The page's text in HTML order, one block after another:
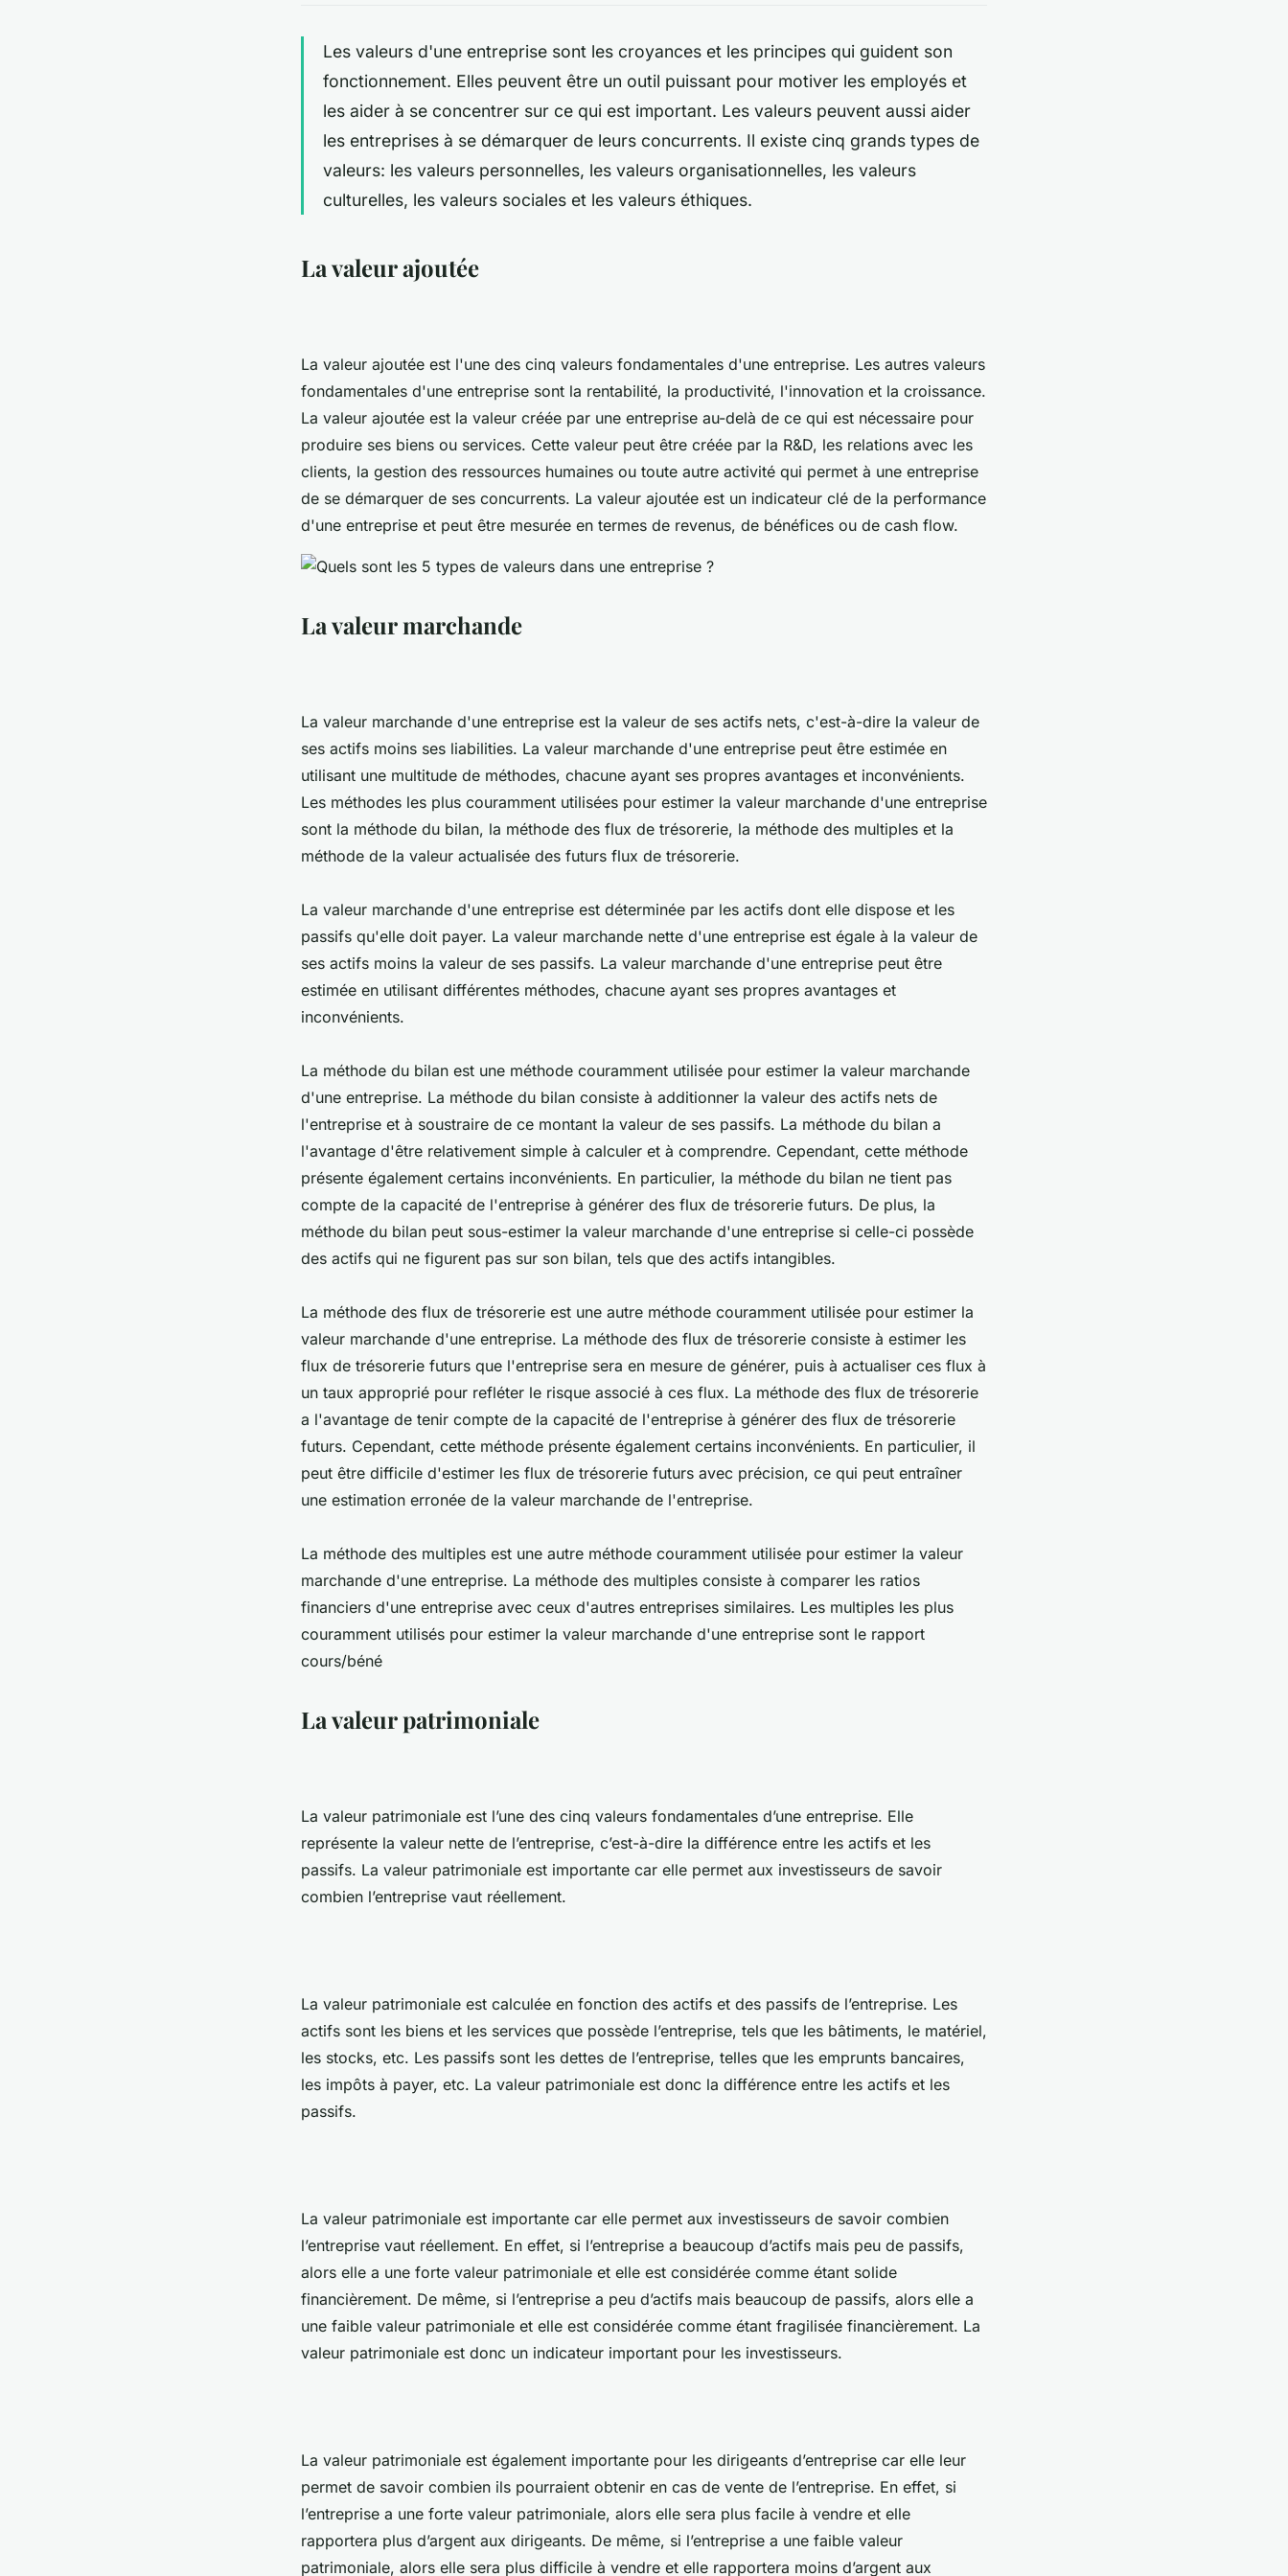
Les valeurs d'une entreprise sont les croyances et les principes qui guident son
fonctionnement. Elles peuvent être un outil puissant pour motiver les employés et
les aider à se concentrer sur ce qui est important. Les valeurs peuvent aussi aider
les entreprises à se démarquer de leurs concurrents. Il existe cinq grands types de
valeurs: les valeurs personnelles, les valeurs organisationnelles, les valeurs
culturelles, les valeurs sociales et les valeurs éthiques.
La valeur ajoutée
La valeur ajoutée est l'une des cinq valeurs fondamentales d'une entreprise. Les autres valeurs
fondamentales d'une entreprise sont la rentabilité, la productivité, l'innovation et la croissance.
La valeur ajoutée est la valeur créée par une entreprise au-delà de ce qui est nécessaire pour
produire ses biens ou services. Cette valeur peut être créée par la R&D, les relations avec les
clients, la gestion des ressources humaines ou toute autre activité qui permet à une entreprise
de se démarquer de ses concurrents. La valeur ajoutée est un indicateur clé de la performance
d'une entreprise et peut être mesurée en termes de revenus, de bénéfices ou de cash flow.
La valeur marchande
La valeur marchande d'une entreprise est la valeur de ses actifs nets, c'est-à-dire la valeur de
ses actifs moins ses liabilities. La valeur marchande d'une entreprise peut être estimée en
utilisant une multitude de méthodes, chacune ayant ses propres avantages et inconvénients.
Les méthodes les plus couramment utilisées pour estimer la valeur marchande d'une entreprise
sont la méthode du bilan, la méthode des flux de trésorerie, la méthode des multiples et la
méthode de la valeur actualisée des futurs flux de trésorerie.
La valeur marchande d'une entreprise est déterminée par les actifs dont elle dispose et les
passifs qu'elle doit payer. La valeur marchande nette d'une entreprise est égale à la valeur de
ses actifs moins la valeur de ses passifs. La valeur marchande d'une entreprise peut être
estimée en utilisant différentes méthodes, chacune ayant ses propres avantages et
inconvénients.
La méthode du bilan est une méthode couramment utilisée pour estimer la valeur marchande
d'une entreprise. La méthode du bilan consiste à additionner la valeur des actifs nets de
l'entreprise et à soustraire de ce montant la valeur de ses passifs. La méthode du bilan a
l'avantage d'être relativement simple à calculer et à comprendre. Cependant, cette méthode
présente également certains inconvénients. En particulier, la méthode du bilan ne tient pas
compte de la capacité de l'entreprise à générer des flux de trésorerie futurs. De plus, la
méthode du bilan peut sous-estimer la valeur marchande d'une entreprise si celle-ci possède
des actifs qui ne figurent pas sur son bilan, tels que des actifs intangibles.
La méthode des flux de trésorerie est une autre méthode couramment utilisée pour estimer la
valeur marchande d'une entreprise. La méthode des flux de trésorerie consiste à estimer les
flux de trésorerie futurs que l'entreprise sera en mesure de générer, puis à actualiser ces flux à
un taux approprié pour refléter le risque associé à ces flux. La méthode des flux de trésorerie
a l'avantage de tenir compte de la capacité de l'entreprise à générer des flux de trésorerie
futurs. Cependant, cette méthode présente également certains inconvénients. En particulier, il
peut être difficile d'estimer les flux de trésorerie futurs avec précision, ce qui peut entraîner
une estimation erronée de la valeur marchande de l'entreprise.
La méthode des multiples est une autre méthode couramment utilisée pour estimer la valeur
marchande d'une entreprise. La méthode des multiples consiste à comparer les ratios
financiers d'une entreprise avec ceux d'autres entreprises similaires. Les multiples les plus
couramment utilisés pour estimer la valeur marchande d'une entreprise sont le rapport
cours/béné
La valeur patrimoniale
La valeur patrimoniale est l’une des cinq valeurs fondamentales d’une entreprise. Elle
représente la valeur nette de l’entreprise, c’est-à-dire la différence entre les actifs et les
passifs. La valeur patrimoniale est importante car elle permet aux investisseurs de savoir
combien l’entreprise vaut réellement.
La valeur patrimoniale est calculée en fonction des actifs et des passifs de l’entreprise. Les
actifs sont les biens et les services que possède l’entreprise, tels que les bâtiments, le matériel,
les stocks, etc. Les passifs sont les dettes de l’entreprise, telles que les emprunts bancaires,
les impôts à payer, etc. La valeur patrimoniale est donc la différence entre les actifs et les
passifs.
La valeur patrimoniale est importante car elle permet aux investisseurs de savoir combien
l’entreprise vaut réellement. En effet, si l’entreprise a beaucoup d’actifs mais peu de passifs,
alors elle a une forte valeur patrimoniale et elle est considérée comme étant solide
financièrement. De même, si l’entreprise a peu d’actifs mais beaucoup de passifs, alors elle a
une faible valeur patrimoniale et elle est considérée comme étant fragilisée financièrement. La
valeur patrimoniale est donc un indicateur important pour les investisseurs.
La valeur patrimoniale est également importante pour les dirigeants d’entreprise car elle leur
permet de savoir combien ils pourraient obtenir en cas de vente de l’entreprise. En effet, si
l’entreprise a une forte valeur patrimoniale, alors elle sera plus facile à vendre et elle
rapportera plus d’argent aux dirigeants. De même, si l’entreprise a une faible valeur
patrimoniale, alors elle sera plus difficile à vendre et elle rapportera moins d’argent aux